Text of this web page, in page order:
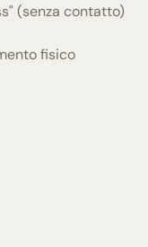
(senza contatto)
fisico